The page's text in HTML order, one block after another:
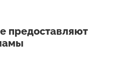
предоставляют